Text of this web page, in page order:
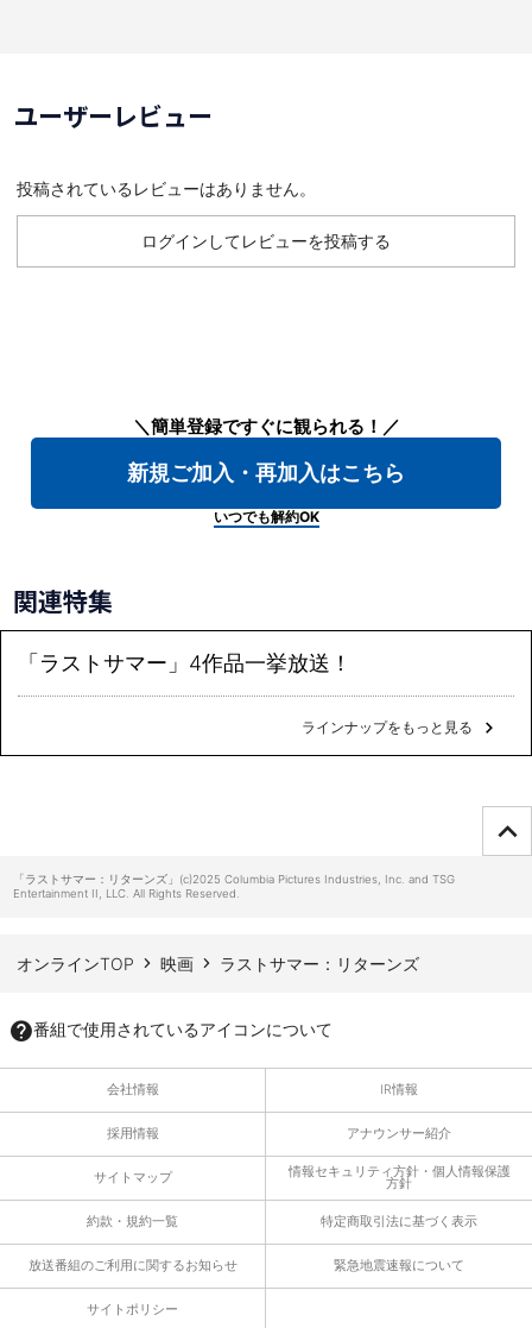
ユーザーレビュー
投稿されているレビューはありません。
ログインしてレビューを投稿する
＼簡単登録ですぐに観られる！／
新規ご加入・再加入はこちら
いつでも解約OK
関連特集
「ラストサマー」4作品一挙放送！
ラインナップをもっと見る
「ラストサマー：リターンズ」(c)2025 Columbia Pictures Industries, Inc. and TSG
Entertainment II, LLC. All Rights Reserved.
オンラインTOP 映画 ラストサマー：リターンズ
番組で使用されているアイコンについて
会社情報 IR情報
採用情報 アナウンサー紹介
サイトマップ 情報セキュリティ方針・個人情報保護
方針
約款・規約一覧 特定商取引法に基づく表示
放送番組のご利用に関するお知らせ 緊急地震速報について
サイトポリシー